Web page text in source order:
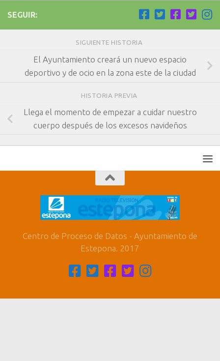
SEGUIR:
SIGUIENTE HISTORIA
El Ayuntamiento creará un nuevo espacio
deportivo y de ocio en la zona este de la ciudad
HISTORIA PREVIA
Llega el momento de empezar a cuidar nuestro
cuerpo después de los excesos navideños
Centro de Proceso de Datos - Ayuntamiento de
Estepona. 2017